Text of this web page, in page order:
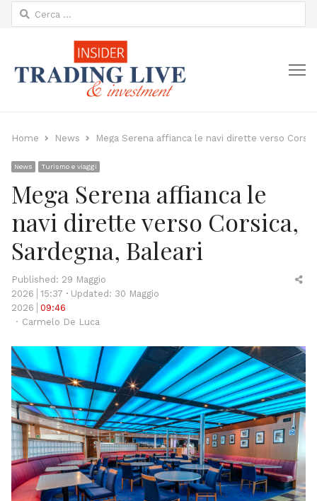
Ricerca
per:
Home News Mega Serena affianca le navi dirette verso
News Turismo e viaggi
Mega Serena affianca le
navi dirette verso Corsica,
Sardegna, Baleari
Published: 29 Maggio
2026
15:37
Updated: 30 Maggio
2026
09:46
Author
Carmelo De Luca